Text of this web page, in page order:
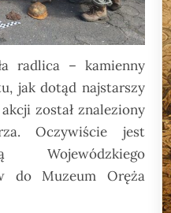
radlica – kamienny
jak dotąd najstarszy
został znaleziony
Oczywiście jest
Wojewódzkiego
do Muzeum Oręża